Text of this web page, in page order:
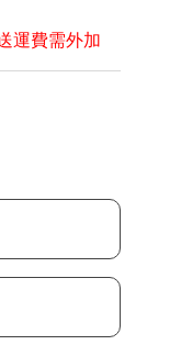
運費需外加